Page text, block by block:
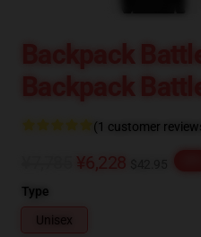
Backpack
Backpack
(1 customer
¥6,228
Type
Unisex